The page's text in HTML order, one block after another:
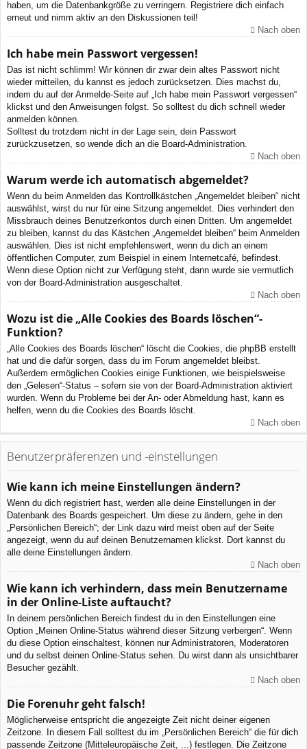
haben, um die Datenbankgröße zu verringern. Registriere dich einfach
erneut und nimm aktiv an den Diskussionen teil!
Nach oben
Ich habe mein Passwort vergessen!
Das ist nicht schlimm! Wir können dir zwar dein altes Passwort nicht
wieder mitteilen, du kannst es jedoch zurücksetzen. Dies machst du,
indem du auf der Anmelde-Seite auf „Ich habe mein Passwort vergessen“
klickst und den Anweisungen folgst. So solltest du dich schnell wieder
anmelden können.
Solltest du trotzdem nicht in der Lage sein, dein Passwort
zurückzusetzen, so wende dich an die Board-Administration.
Nach oben
Warum werde ich automatisch abgemeldet?
Wenn du beim Anmelden das Kontrollkästchen „Angemeldet bleiben“ nicht
auswählst, wirst du nur für eine Sitzung angemeldet. Dies verhindert den
Missbrauch deines Benutzerkontos durch einen Dritten. Um angemeldet
zu bleiben, kannst du das Kästchen „Angemeldet bleiben“ beim Anmelden
auswählen. Dies ist nicht empfehlenswert, wenn du dich an einem
öffentlichen Computer, zum Beispiel in einem Internetcafé, befindest.
Wenn diese Option nicht zur Verfügung steht, dann wurde sie vermutlich
von der Board-Administration ausgeschaltet.
Nach oben
Wozu ist die „Alle Cookies des Boards löschen“-
Funktion?
„Alle Cookies des Boards löschen“ löscht die Cookies, die phpBB erstellt
hat und die dafür sorgen, dass du im Forum angemeldet bleibst.
Außerdem ermöglichen Cookies einige Funktionen, wie beispielsweise
den „Gelesen“-Status – sofern sie von der Board-Administration aktiviert
wurden. Wenn du Probleme bei der An- oder Abmeldung hast, kann es
helfen, wenn du die Cookies des Boards löscht.
Nach oben
Benutzerpräferenzen und -einstellungen
Wie kann ich meine Einstellungen ändern?
Wenn du dich registriert hast, werden alle deine Einstellungen in der
Datenbank des Boards gespeichert. Um diese zu ändern, gehe in den
„Persönlichen Bereich“; der Link dazu wird meist oben auf der Seite
angezeigt, wenn du auf deinen Benutzernamen klickst. Dort kannst du
alle deine Einstellungen ändern.
Nach oben
Wie kann ich verhindern, dass mein Benutzername
in der Online-Liste auftaucht?
In deinem persönlichen Bereich findest du in den Einstellungen eine
Option „Meinen Online-Status während dieser Sitzung verbergen“. Wenn
du diese Option einschaltest, können nur Administratoren, Moderatoren
und du selbst deinen Online-Status sehen. Du wirst dann als unsichtbarer
Besucher gezählt.
Nach oben
Die Forenuhr geht falsch!
Möglicherweise entspricht die angezeigte Zeit nicht deiner eigenen
Zeitzone. In diesem Fall solltest du im „Persönlichen Bereich“ die für dich
passende Zeitzone (Mitteleuropäische Zeit, ...) festlegen. Die Zeitzone